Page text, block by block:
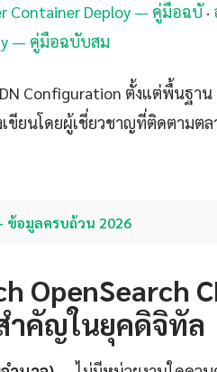
Container Deploy — คู่มือฉบั·
— คู่มือฉบับสม
Configuration ตั้งแต่พื้นฐา
ขียนโดยผู้เชี่ยวชาญที่ติดตามต
ข้อมูลครบถ้วน 2026
OpenSearch
ำคัญในยุคดิจิทัล